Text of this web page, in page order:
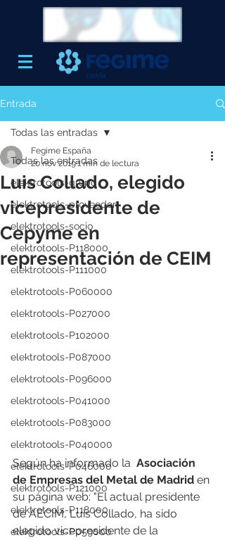
Entrada
Todas las entradas
elektrotools-grupo
elektrotools-proveedor
elektrotools-socio
elektrotools-P118000
elektrotools-P111000
elektrotools-P060000
elektrotools-P027000
elektrotools-P102000
elektrotools-P087000
elektrotools-P096000
elektrotools-P041000
elektrotools-P083000
elektrotools-P040000
elektrotools-P046000
elektrotools-P121000
elektrotools-P118000
elektrotools-P059000
Todas las entradas
Luis Collado, elegido
vicepresidente de
Cepyme en
representación de CEIM
Fegime España
20 nov 20191 min de lectura
Según ha informado la Asociación
de Empresas del Metal de Madrid en
su página web: "El actual presidente
de AECIM, Luis Collado, ha sido
elegido vicepresidente de la